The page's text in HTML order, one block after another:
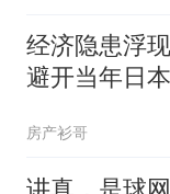
经济隐患浮
避开当年日
房产衫哥